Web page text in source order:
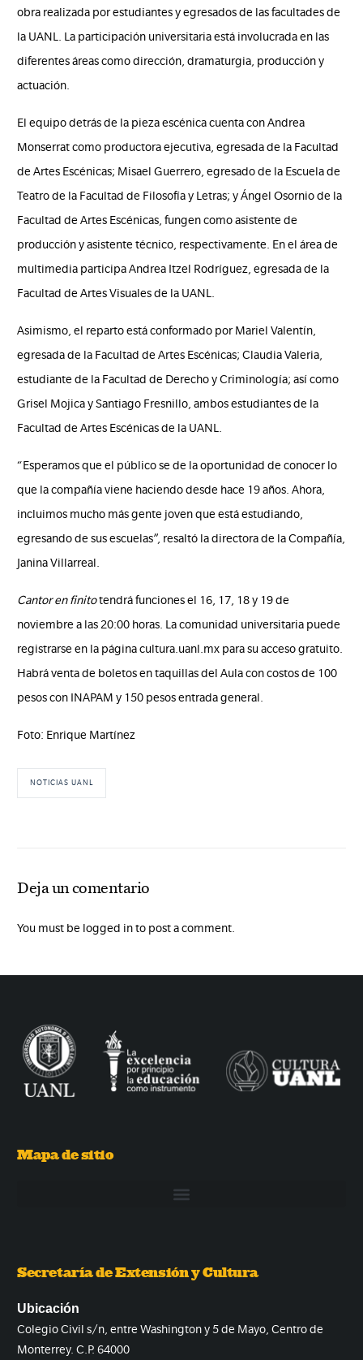
obra realizada por estudiantes y egresados de las facultades de
la UANL. La participación universitaria está involucrada en las
diferentes áreas como dirección, dramaturgia, producción y
actuación.
El equipo detrás de la pieza escénica cuenta con Andrea
Monserrat como productora ejecutiva, egresada de la Facultad
de Artes Escénicas; Misael Guerrero, egresado de la Escuela de
Teatro de la Facultad de Filosofía y Letras; y Ángel Osornio de la
Facultad de Artes Escénicas, fungen como asistente de
producción y asistente técnico, respectivamente. En el área de
multimedia participa Andrea Itzel Rodríguez, egresada de la
Facultad de Artes Visuales de la UANL.
Asimismo, el reparto está conformado por Mariel Valentín,
egresada de la Facultad de Artes Escénicas; Claudia Valeria,
estudiante de la Facultad de Derecho y Criminología; así como
Grisel Mojica y Santiago Fresnillo, ambos estudiantes de la
Facultad de Artes Escénicas de la UANL.
“Esperamos que el público se de la oportunidad de conocer lo
que la compañía viene haciendo desde hace 19 años. Ahora,
incluimos mucho más gente joven que está estudiando,
egresando de sus escuelas”, resaltó la directora de la Compañía,
Janina Villarreal.
Cantor en finitotendrá funciones el 16, 17, 18 y 19 de
noviembre a las 20:00 horas. La comunidad universitaria puede
registrarse en la página cultura.uanl.mx para su acceso gratuito.
Habrá venta de boletos en taquillas del Aula con costos de 100
pesos con INAPAM y 150 pesos entrada general.
Foto: Enrique Martínez
NOTICIAS UANL
Deja un comentario
You must be logged in to post a comment.
Mapa de sitio
Secretaría de Extensión y Cultura
Ubicación
Colegio Civil s/n, entre Washington y 5 de Mayo, Centro de
Monterrey. C.P. 64000